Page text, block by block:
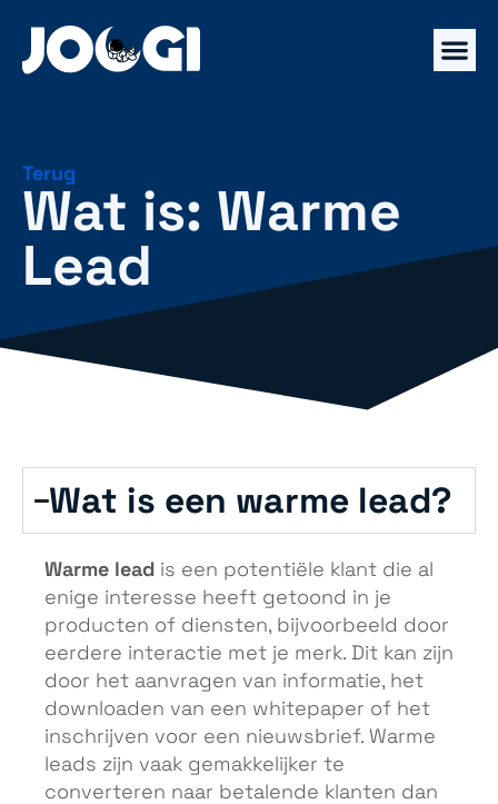
Terug
Wat is: Warme
Lead
Wat is een warme lead?
Warme lead is een potentiële klant die al
enige interesse heeft getoond in je
producten of diensten, bijvoorbeeld door
eerdere interactie met je merk. Dit kan zijn
door het aanvragen van informatie, het
downloaden van een whitepaper of het
inschrijven voor een nieuwsbrief. Warme
leads zijn vaak gemakkelijker te
converteren naar betalende klanten dan